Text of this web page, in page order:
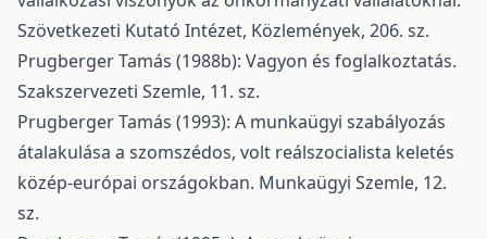
Szövetkezeti Kutató Intézet, Közlemények, 206. sz.
Prugberger Tamás (1988b): Vagyon és foglalkoztatás.
Szakszervezeti Szemle, 11. sz.
Prugberger Tamás (1993): A munkaügyi szabályozás
átalakulása a szomszédos, volt reálszocialista keletés
közép-európai országokban. Munkaügyi Szemle, 12.
sz.